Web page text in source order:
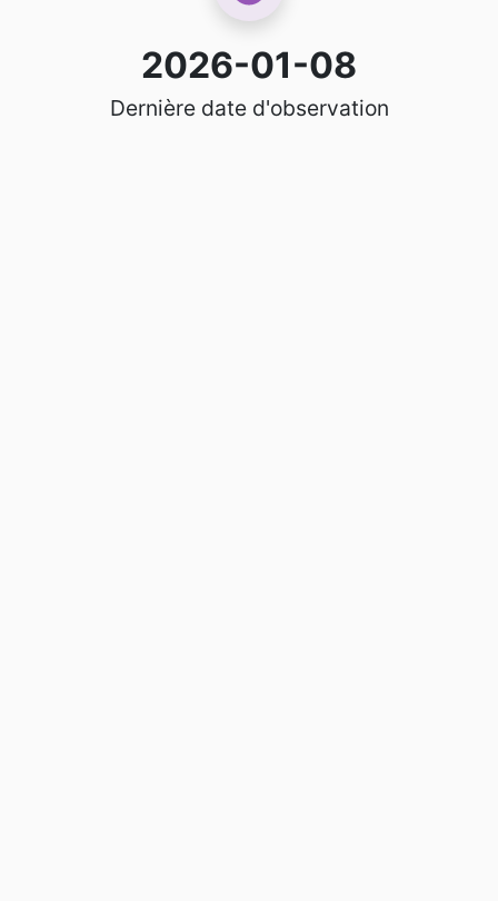
2026-01-08
Dernière date d'observation